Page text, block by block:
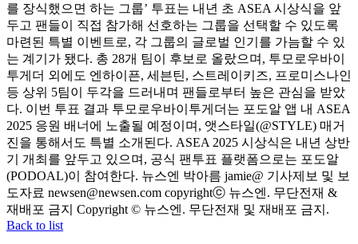
를 장식했으면 하는 그룹’ 투표는 내년 초 ASEA 시상식을 앞
두고 팬들이 직접 참가해 선호하는 그룹을 선택할 수 있도록
마련된 특별 이벤트로, 각 그룹의 글로벌 인기를 가늠할 수 있
는 계기가 됐다. 총 28개 팀이 후보로 올랐으며, 투모로우바이
투게더 외에도 엔하이픈, 세븐틴, 스트레이키즈, 프로미스나인
등 상위 5팀이 두각을 드러내며 팬들로부터 높은 관심을 받았
다. 이번 투표 결과 투모로우바이투게더는 포도알 앱 내 ASEA
2025 응원 배너에 노출될 예정이며, 앳스타일(@STYLE) 매거
진을 통해서도 특별 소개된다. ASEA 2025 시상식은 내년 상반
기 개최를 앞두고 있으며, 공식 팬투표 플랫폼으로는 포도알
(PODOAL)이 참여한다. 뉴스엔 박아름 jamie@ 기사제보 및 보
도자료 newsen@newsen.com copyrightⓒ 뉴스엔. 무단전재 &
재배포 금지 Copyright © 뉴스엔. 무단전재 및 재배포 금지.
Back to list